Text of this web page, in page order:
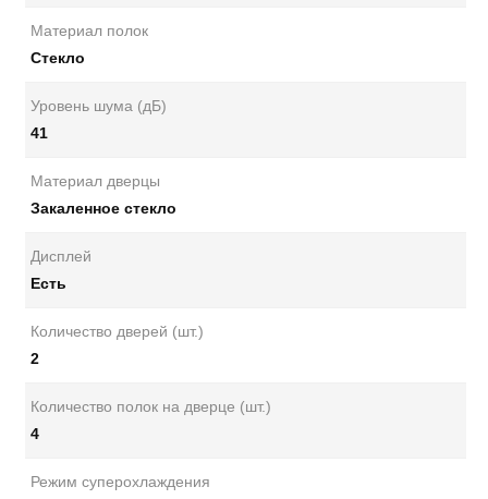
Материал полок
Стекло
Уровень шума (дБ)
41
Материал дверцы
Закаленное стекло
Дисплей
Есть
Количество дверей (шт.)
2
Количество полок на дверце (шт.)
4
Режим суперохлаждения